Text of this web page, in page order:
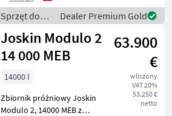
Martin den Vogelsang
Schleppschlauch UniSpread
Slide aus
Sprzęt do
nawożenia i
nawadniania
/ Vogelsang
Dealer Premium Gold
Joskin Modulo 2
14 000 MEB
63.900
€
wliczony
VAT 20%
53.250 €
netto
14000 l
Zbiornik próżniowy Joskin
Modulo 2, 14000 MEB z